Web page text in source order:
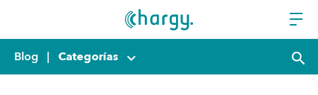
Blog | Categorías keyboard_arrow_down search